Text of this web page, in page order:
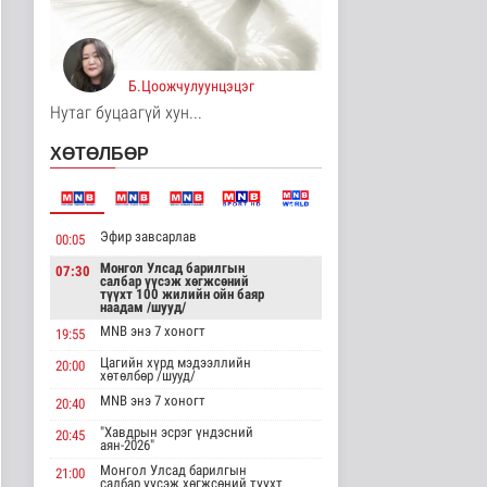
Монгол Улсын Төрийн
дуулал
Энтертайнмент
5 цаг 57 минутын өмнө
19 цаг 34 минутын өмнө
Анхаарал сэрэмжээ
нэмэгдүүлж, аюулгүй
байдлаа ха..
Эрүүл мэнд
19 цаг 44 минутын өмнө
Нийгмийн даатгалын
сангийн хөрөнгө 7.6
тэрбум тө..
19 цаг 7 минутын өмнө
Сумдын халаалтын
Б.Цоожчулуунцэцэг
Нутаг буцаагүй хун...
ХӨТӨЛБӨР
00:05 Эфир завсарлав
07:30
Монгол Улсад барилгын
салбар үүсэж хөгжсөний
түүхт 100 жилийн ойн баяр
наадам /шууд/
19:55
MNB энэ 7 хоногт
20:00
Цагийн хүрд мэдээллийн
хөтөлбөр /шууд/
20:40
MNB энэ 7 хоногт
20:45
"Хавдрын эсрэг үндэсний
аян-2026"
21:00
Монгол Улсад барилгын
салбар үүсэж хөгжсөний түүхт